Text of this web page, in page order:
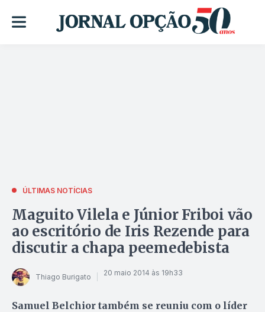
ÚLTIMAS NOTÍCIAS
Maguito Vilela e Júnior Friboi vão
ao escritório de Iris Rezende para
discutir a chapa peemedebista
Thiago Burigato 20 maio 2014 às 19h33
Samuel Belchior também se reuniu com o líder